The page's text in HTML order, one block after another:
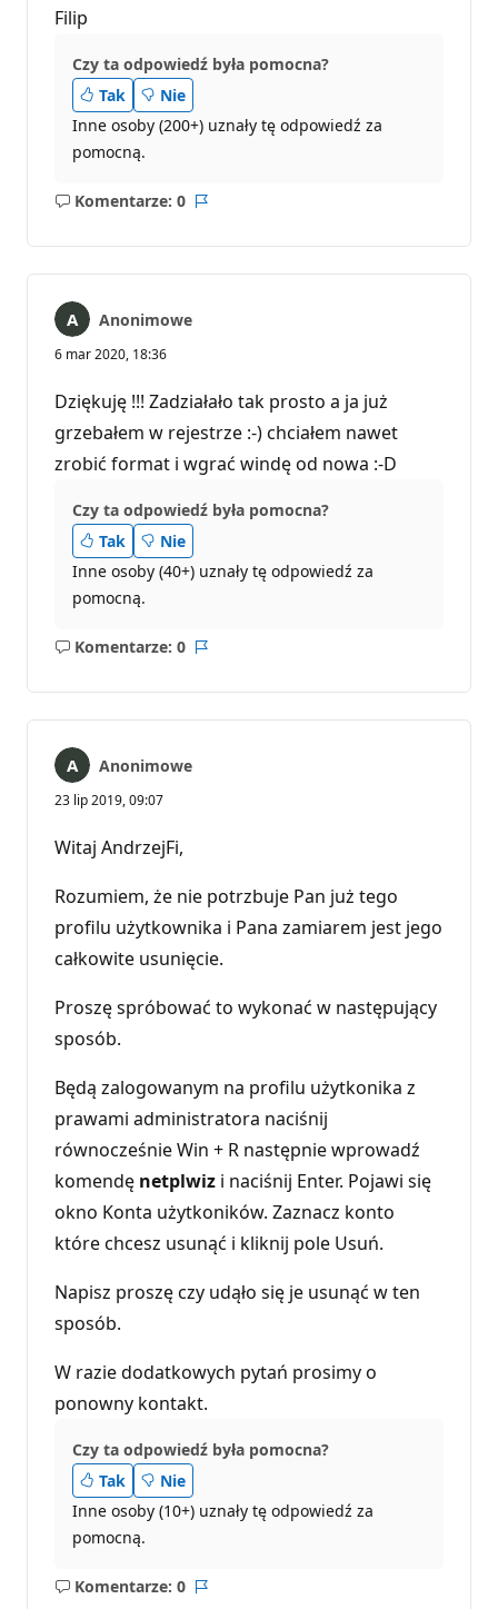
Filip
Czy ta odpowiedź była pomocna?
Tak
Nie
Inne osoby (200+) uznały tę odpowiedź za
pomocną.
Komentarze: 0
Brak
Anonimowe
6 mar 2020, 18:36
Dziękuję !!! Zadziałało tak prosto a ja już
grzebałem w rejestrze :-) chciałem nawet
zrobić format i wgrać windę od nowa :-D
Czy ta odpowiedź była pomocna?
Tak
Nie
Inne osoby (40+) uznały tę odpowiedź za
pomocną.
Komentarze: 0
Brak
Anonimowe
23 lip 2019, 09:07
Witaj AndrzejFi,
Rozumiem, że nie potrzbuje Pan już tego
profilu użytkownika i Pana zamiarem jest jego
całkowite usunięcie.
Proszę spróbować to wykonać w następujący
sposób.
Będą zalogowanym na profilu użytkonika z
prawami administratora naciśnij
równocześnie Win + R następnie wprowadź
komendę netplwiz i naciśnij Enter. Pojawi się
okno Konta użytkoników. Zaznacz konto
które chcesz usunąć i kliknij pole Usuń.
Napisz proszę czy udąło się je usunąć w ten
sposób.
W razie dodatkowych pytań prosimy o
ponowny kontakt.
Czy ta odpowiedź była pomocna?
Tak
Nie
Inne osoby (10+) uznały tę odpowiedź za
pomocną.
Komentarze: 0
Brak